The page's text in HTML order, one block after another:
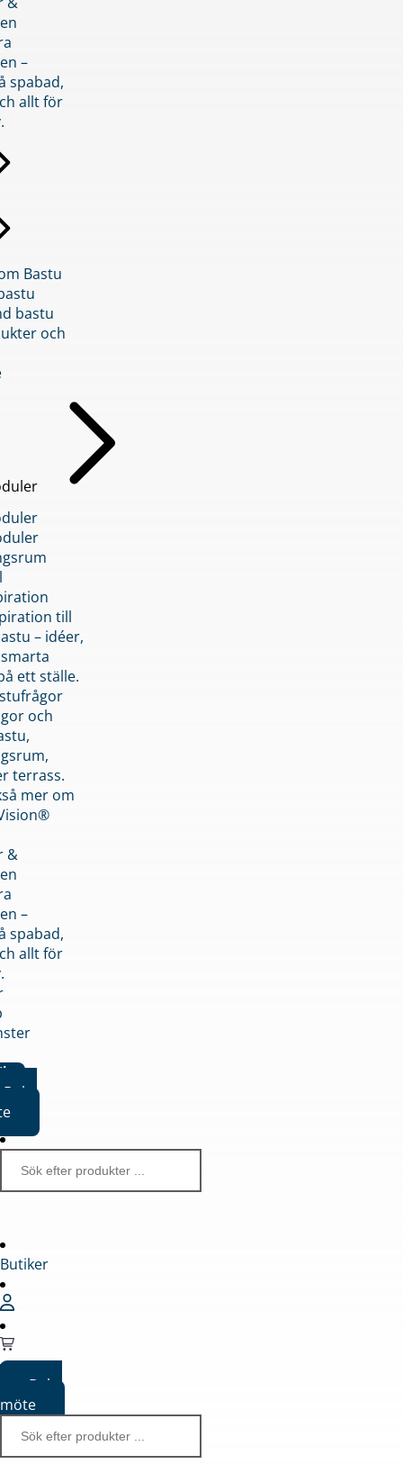
–
spabad,
allt för
Bastu
bastu
och
till
– idéer,
ett ställe.
och
terrass.
mer om
&
–
spabad,
allt för
Boka
Butiker
Boka
möte